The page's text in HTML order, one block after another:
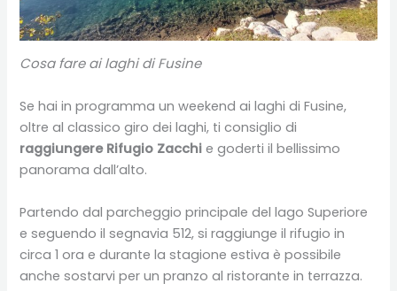
Cosa fare ai laghi di Fusine
Se hai in programma un weekend ai laghi di Fusine,
oltre al classico giro dei laghi, ti consiglio di
raggiungere Rifugio Zacchi e goderti il bellissimo
panorama dall’alto.
Partendo dal parcheggio principale del lago Superiore
e seguendo il segnavia 512, si raggiunge il rifugio in
circa 1 ora e durante la stagione estiva è possibile
anche sostarvi per un pranzo al ristorante in terrazza.